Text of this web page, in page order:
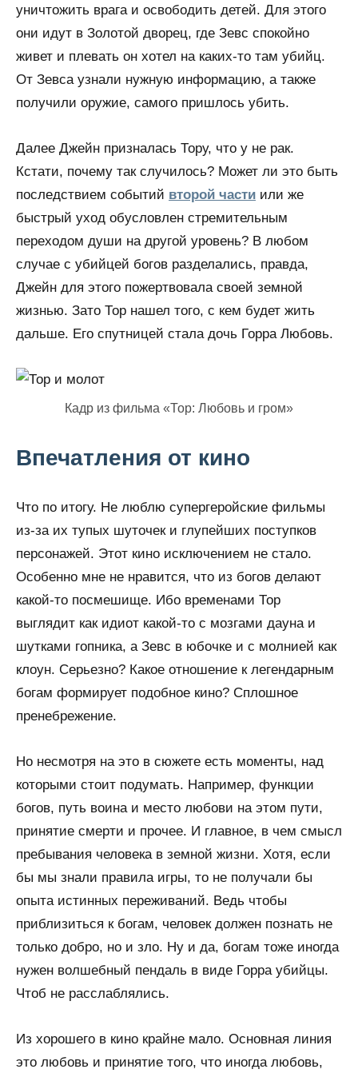
уничтожить врага и освободить детей. Для этого
они идут в Золотой дворец, где Зевс спокойно
живет и плевать он хотел на каких-то там убийц.
От Зевса узнали нужную информацию, а также
получили оружие, самого пришлось убить.
Далее Джейн призналась Тору, что у не рак.
Кстати, почему так случилось? Может ли это быть
последствием событий второй части или же
быстрый уход обусловлен стремительным
переходом души на другой уровень? В любом
случае с убийцей богов разделались, правда,
Джейн для этого пожертвовала своей земной
жизнью. Зато Тор нашел того, с кем будет жить
дальше. Его спутницей стала дочь Горра Любовь.
Кадр из фильма «Тор: Любовь и гром»
Впечатления от кино
Что по итогу. Не люблю супергеройские фильмы
из-за их тупых шуточек и глупейших поступков
персонажей. Этот кино исключением не стало.
Особенно мне не нравится, что из богов делают
какой-то посмешище. Ибо временами Тор
выглядит как идиот какой-то с мозгами дауна и
шутками гопника, а Зевс в юбочке и с молнией как
клоун. Серьезно? Какое отношение к легендарным
богам формирует подобное кино? Сплошное
пренебрежение.
Но несмотря на это в сюжете есть моменты, над
которыми стоит подумать. Например, функции
богов, путь воина и место любови на этом пути,
принятие смерти и прочее. И главное, в чем смысл
пребывания человека в земной жизни. Хотя, если
бы мы знали правила игры, то не получали бы
опыта истинных переживаний. Ведь чтобы
приблизиться к богам, человек должен познать не
только добро, но и зло. Ну и да, богам тоже иногда
нужен волшебный пендаль в виде Горра убийцы.
Чтоб не расслаблялись.
Из хорошего в кино крайне мало. Основная линия
это любовь и принятие того, что иногда любовь,